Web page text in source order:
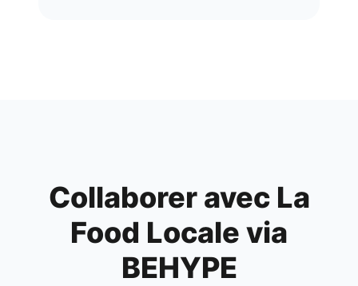
Collaborer avec La
Food Locale via
BEHYPE